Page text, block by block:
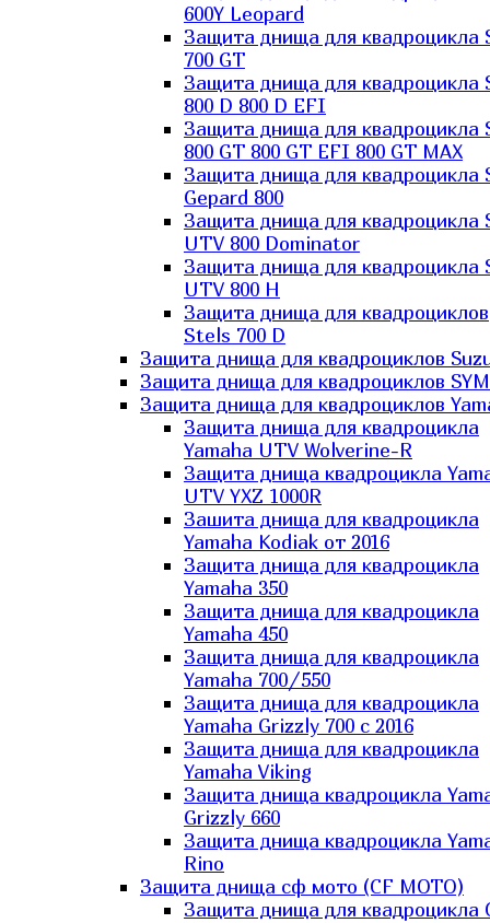
600Y Leopard
Защита днища для квадроцикла
700 GT
Защита днища для квадроцикла
800 D 800 D EFI
Защита днища для квадроцикла
800 GT 800 GT EFI 800 GT MAX
Защита днища для квадроцикла
Gepard 800
Защита днища для квадроцикла
UTV 800 Dominator
Защита днища для квадроцикла
UTV 800 H
Защита днища для квадроциклов
Stels 700 D
Защита днища для квадроциклов
Защита днища для квадроциклов SYM
Защита днища для квадроциклов
Защита днища для квадроцикла
Yamaha UTV Wolverine-R
Защита днища квадроцикла
UTV YXZ 1000R
Зашита днища для квадроцикла
Yamaha Kodiak от 2016
Защита днища для квадроцикла
Yamaha 350
Защита днища для квадроцикла
Yamaha 450
Защита днища для квадроцикла
Yamaha 700/550
Защита днища для квадроцикла
Yamaha Grizzly 700 с 2016
Защита днища для квадроцикла
Yamaha Viking
Защита днища квадроцикла
Grizzly 660
Защита днища квадроцикла
Rino
Защита днища сф мото (CF MOTO)
Защита днища для квадроцикла